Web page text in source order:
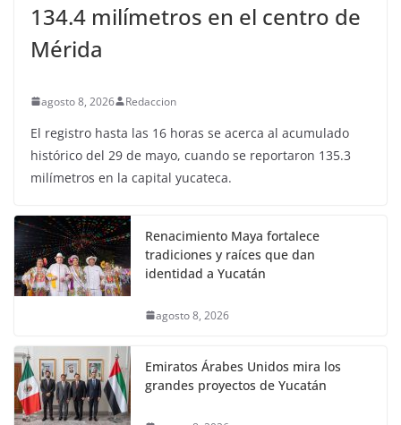
134.4 milímetros en el centro de
Mérida
agosto 8, 2026 Redaccion
El registro hasta las 16 horas se acerca al acumulado
histórico del 29 de mayo, cuando se reportaron 135.3
milímetros en la capital yucateca.
Renacimiento Maya fortalece
tradiciones y raíces que dan
identidad a Yucatán
agosto 8, 2026
Emiratos Árabes Unidos mira los
grandes proyectos de Yucatán